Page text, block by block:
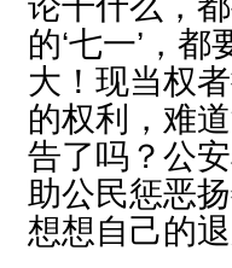
的‘七一’，
大！现当权
的权利，难
告了吗？公
助公民惩恶
想想自己的